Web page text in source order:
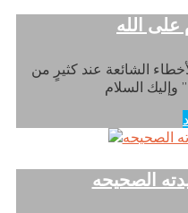
على الله
الشائعة عند كثيرٍ من
الصحيحه